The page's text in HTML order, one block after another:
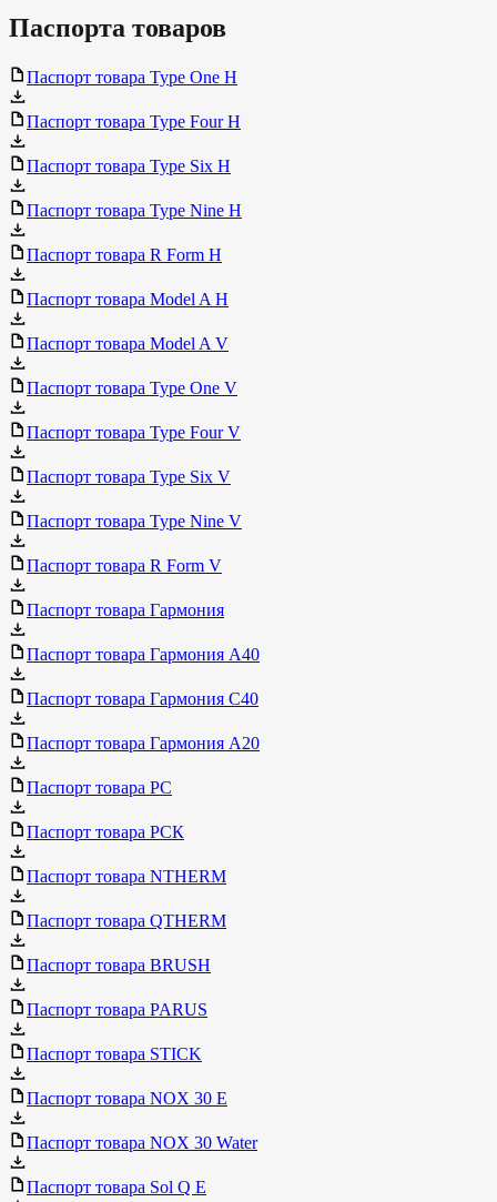
Паспорта товаров
Паспорт товара Type One H
Паспорт товара Type Four H
Паспорт товара Type Six H
Паспорт товара Type Nine H
Паспорт товара R Form H
Паспорт товара Model A H
Паспорт товара Model A V
Паспорт товара Type One V
Паспорт товара Type Four V
Паспорт товара Type Six V
Паспорт товара Type Nine V
Паспорт товара R Form V
Паспорт товара Гармония
Паспорт товара Гармония А40
Паспорт товара Гармония С40
Паспорт товара Гармония А20
Паспорт товара РС
Паспорт товара РСК
Паспорт товара NTHERM
Паспорт товара QTHERM
Паспорт товара BRUSH
Паспорт товара PARUS
Паспорт товара STICK
Паспорт товара NOX 30 E
Паспорт товара NOX 30 Water
Паспорт товара Sol Q E